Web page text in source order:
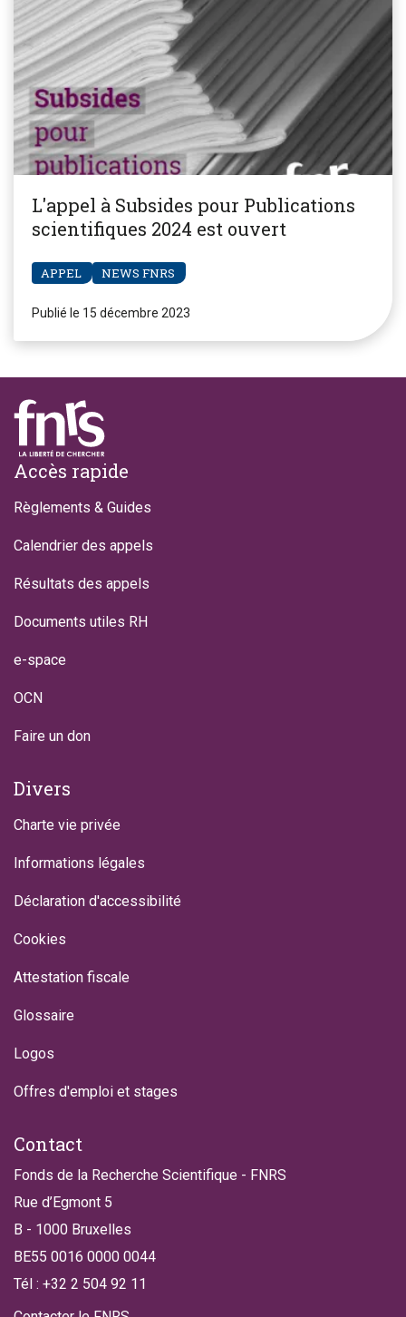
L'appel à Subsides pour Publications
scientifiques 2024 est ouvert
APPEL NEWS FNRS
Publié le 15 décembre 2023
Footer
Accès rapide
Règlements & Guides
Calendrier des appels
Résultats des appels
Documents utiles RH
e-space
OCN
Faire un don
Divers
Charte vie privée
Informations légales
Déclaration d'accessibilité
Cookies
Attestation fiscale
Glossaire
Logos
Offres d'emploi et stages
Contact
Fonds de la Recherche Scientifique - FNRS
Rue d’Egmont 5
B - 1000 Bruxelles
BE55 0016 0000 0044
Tél : +32 2 504 92 11